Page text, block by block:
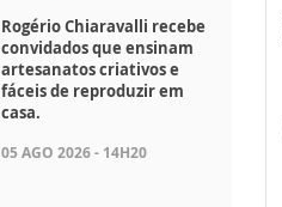
Rogério Chiaravalli recebe
convidados que ensinam
artesanatos criativos e
fáceis de reproduzir em
casa.
05 AGO 2026 - 14H20